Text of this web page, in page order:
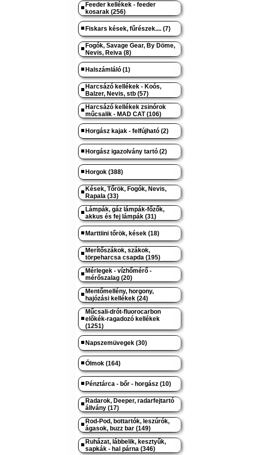
Feeder kellékek - feeder
kosarak (256)
Fiskars kések, fűrészek.... (7)
Fogók, Savage Gear, By Döme,
Nevis, Reiva (8)
Halszámláló (1)
Harcsázó kellékek - Koós,
Balzer, Nevis, stb (57)
Harcsázó kellékek zsinórok
műcsalik - MAD CAT (106)
Horgász kajak - felfújható (2)
Horgász igazolvány tartó (2)
Horgok (388)
Kések, Tőrök, Fogók, Nevis,
Rapala (33)
Lámpák, gáz lámpák-főzők,
akkus és fej lámpák (31)
Marttiini tőrök, kések (18)
Merítőszákok, szákok,
törpeharcsa csapda (195)
Mérlegek - vízhőmérő -
mérőszalag (20)
Mentőmellény, horgony,
hajózási kellékek (24)
Műcsali-drót-fluorocarbon
előkék-ragadozó kellékek
(1251)
Napszemüvegek (30)
Ólmok (164)
Pénztárca - bőr - horgász (10)
Radarok, Deeper, radarfejtartó
állvány (17)
Rod-Pod, bottartók, leszúrók,
ágasok, buzz bar (149)
Ruházat, lábbelik, kesztyűk,
sapkák - hal párna (346)